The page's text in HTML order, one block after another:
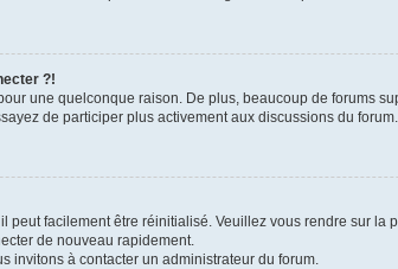
?!
une quelconque raison. De plus, beaucoup de forums
de participer plus activement aux discussions du forum.
facilement être réinitialisé. Veuillez vous rendre sur la
de nouveau rapidement.
invitons à contacter un administrateur du forum.